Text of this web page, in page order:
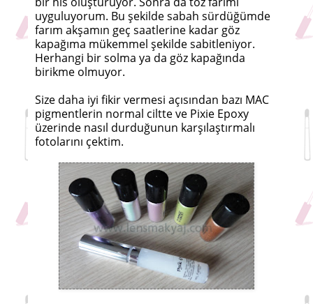
uyguluyorum. Bu şekilde sabah sürdüğümde
farım akşamın geç saatlerine kadar göz
kapağıma mükemmel şekilde sabitleniyor.
Herhangi bir solma ya da göz kapağında
birikme olmuyor.
Size daha iyi fikir vermesi açısından bazı MAC
pigmentlerin normal ciltte ve Pixie Epoxy
üzerinde nasıl durduğunun karşılaştırmalı
fotolarını çektim.